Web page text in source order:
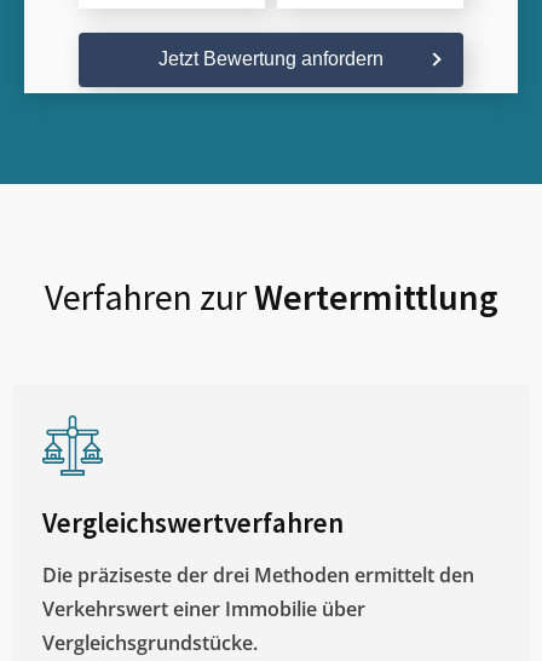
Jetzt Bewertung anfordern
Verfahren zurWertermittlung
Vergleichswertverfahren
Die präziseste der drei Methoden ermittelt den
Verkehrswert einer Immobilie über
Vergleichsgrundstücke.